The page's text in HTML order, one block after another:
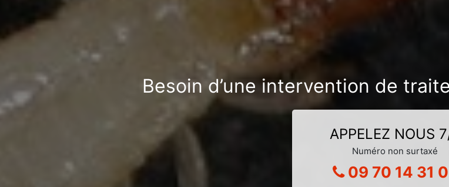
Besoin d’une intervention de
APPELEZ NOUS
Numéro non surtaxé
09 70 14 31